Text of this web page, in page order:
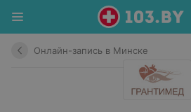
Онлайн-запись в Минске